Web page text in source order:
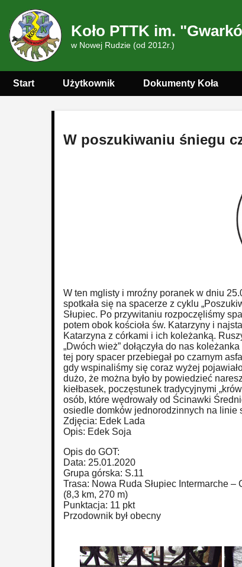
Koło PTTK im.
w Nowej Rudzie (od 2012r.)
Start Użytkownik Dokumenty Koła
W poszukiwaniu śniegu
W ten mglisty i mroźny poranek w dniu
spotkała się na spacerze z cyklu
Słupiec. Po przywitaniu rozpoczęliśmy
potem obok kościoła św. Katarzyny i
Katarzyna z córkami i ich koleżanką.
„Dwóch wież” dołączyła do nas
tej pory spacer przebiegał po czarnym
gdy wspinaliśmy się coraz wyżej
dużo, że można było by powiedzieć
kiełbasek, poczęstunek tradycyjnymi
osób, które wędrowały od Ścinawki
osiedle domków jednorodzinnych na linie
Zdjęcia: Edek Lada
Opis: Edek Soja
Opis do GOT:
Data: 25.01.2020
Grupa górska: S.11
Trasa: Nowa Ruda Słupiec Intermarche
(8,3 km, 270 m)
Punktacja: 11 pkt
Przodownik był obecny